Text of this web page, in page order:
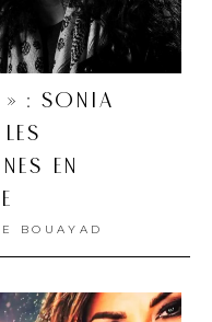
» : SONIA
EN
BOUAYAD